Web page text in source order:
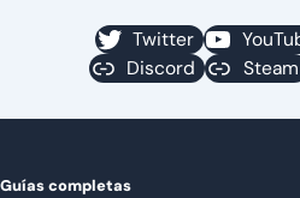
Twitter
Discord
Steam
Guías completas